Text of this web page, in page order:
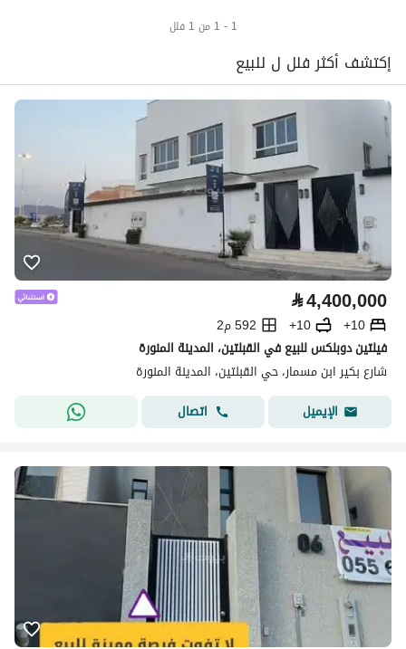
1 - 1 من 1 فلل
إكتشف أكثر فلل ل للبيع
⃁4,400,000
10+
10+
592 م2
فيلتين دوبلكس للبيع في القبلتين، المدينة المنورة
شارع بكير ابن مسمار، حي القبلتين، المدينة المنورة
الإيميل
اتصال